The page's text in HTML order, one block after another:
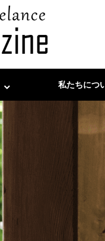
私たちにつ